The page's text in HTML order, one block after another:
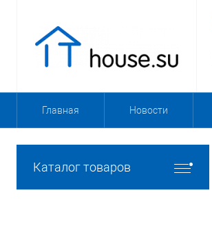
Главная Новости
Каталог товаров